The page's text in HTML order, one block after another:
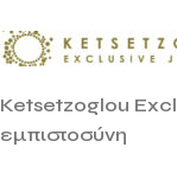
Ketsetzoglou
εμπιστοσύνη